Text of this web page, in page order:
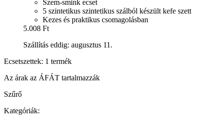
Szem-smink ecset
5 szintetikus szintetikus szálból készült kefe szett
Kezes és praktikus csomagolásban
5.008 Ft
Szállítás eddig: augusztus 11.
Ecsetszettek: 1 termék
Az árak az ÁFÁT tartalmazzák
Szűrő
Kategóriák: